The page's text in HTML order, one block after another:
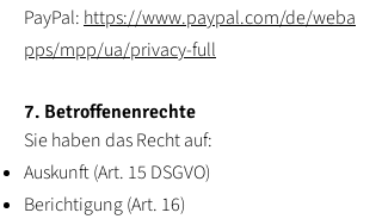
PayPal: https://www.paypal.com/de/weba
pps/mpp/ua/privacy-full
7. Betroffenenrechte
Sie haben das Recht auf:
Auskunft (Art. 15 DSGVO)
Berichtigung (Art. 16)